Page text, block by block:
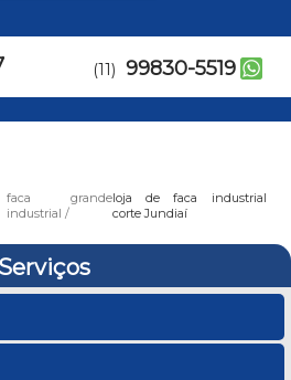
(11) 99830-5519
faca grande
industrial
loja de faca industrial
corte Jundiaí
Serviços